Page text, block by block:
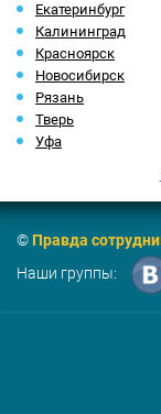
Екатеринбург
Калининград
Красноярск
Новосибирск
Рязань
Тверь
Уфа
©Правда
Наши группы: